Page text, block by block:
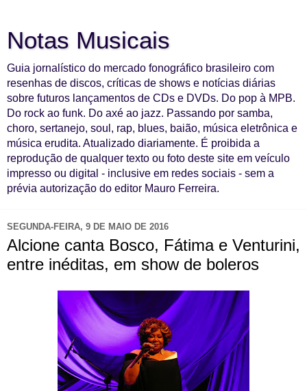
Notas Musicais
Guia jornalístico do mercado fonográfico brasileiro com
resenhas de discos, críticas de shows e notícias diárias
sobre futuros lançamentos de CDs e DVDs. Do pop à MPB.
Do rock ao funk. Do axé ao jazz. Passando por samba,
choro, sertanejo, soul, rap, blues, baião, música eletrônica e
música erudita. Atualizado diariamente. É proibida a
reprodução de qualquer texto ou foto deste site em veículo
impresso ou digital - inclusive em redes sociais - sem a
prévia autorização do editor Mauro Ferreira.
SEGUNDA-FEIRA, 9 DE MAIO DE 2016
Alcione canta Bosco, Fátima e Venturini,
entre inéditas, em show de boleros